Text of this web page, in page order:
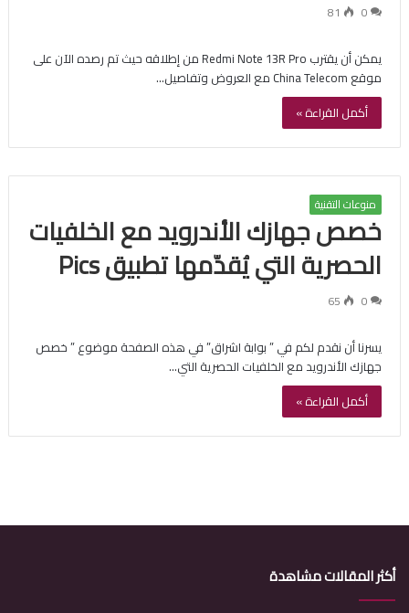
0
81
يمكن أن يقترب Redmi Note 13R Pro من إطلاقه حيث تم رصده الآن على
موقع China Telecom مع العروض وتفاصيل…
أكمل القراءة »
منوعات التقنية
خصص جهازك الأندرويد مع الخلفيات
الحصرية التي يُقدّمها تطبيق Pics
0
65
يسرنا أن نقدم لكم في ” بوابة اشراق” في هذه الصفحة موضوع ” خصص
جهازك الأندرويد مع الخلفيات الحصرية التي…
أكمل القراءة »
أكثر المقالات مشاهدة